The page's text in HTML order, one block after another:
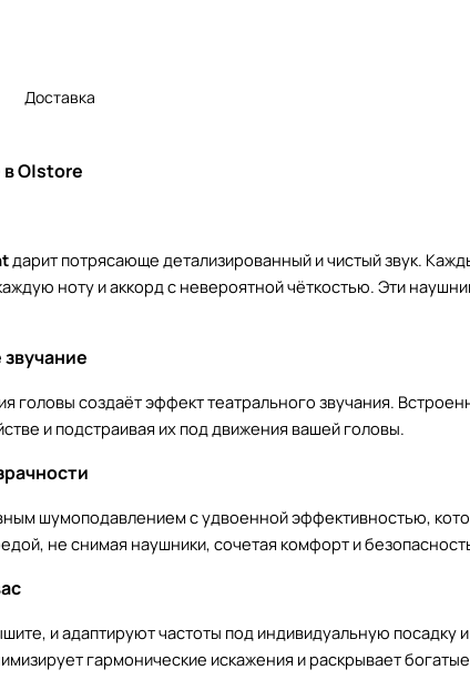
Доставка
в O|store
дарит потрясающе детализированный и чистый звук.
ноту и аккорд с невероятной чёткостью. Эти
головы создаёт эффект театрального звучания.
и подстраивая их под движения вашей головы.
шумоподавлением с удвоенной эффективностью,
не снимая наушники, сочетая комфорт и
и адаптируют частоты под индивидуальную
гармонические искажения и раскрывает